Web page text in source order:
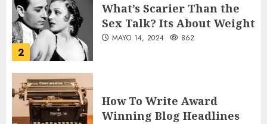
2
What’s Scarier Than the
Sex Talk? Its About Weight
MAYO 14, 2024 862
How To Write Award
Winning Blog Headlines